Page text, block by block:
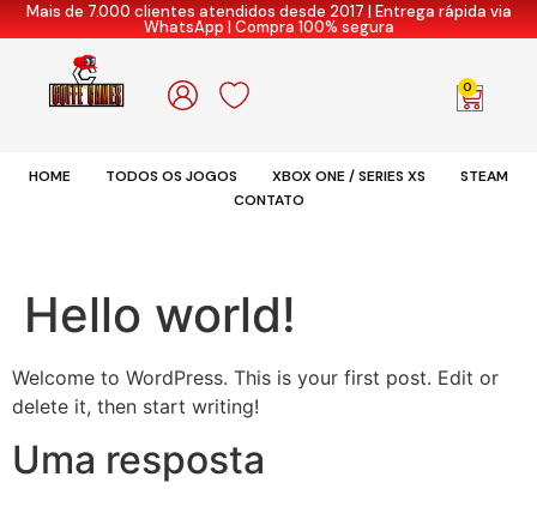
Mais de 7.000 clientes atendidos desde 2017 | Entrega rápida via
WhatsApp | Compra 100% segura
0
HOME TODOS OS JOGOS XBOX ONE / SERIES XS
STEAM
CONTATO
Hello world!
Welcome to WordPress. This is your first post. Edit or
delete it, then start writing!
Uma resposta